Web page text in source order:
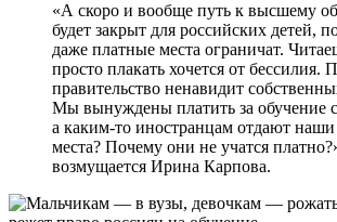
«А скоро и вообще путь к высшему
будет закрыт для российских детей,
даже платные места ограничат.
просто плакать хочется от бессилия.
правительство ненавидит
Мы вынуждены платить за обучение
а каким-то иностранцам отдают
места? Почему они не учатся
возмущается Ирина Карпова.